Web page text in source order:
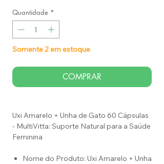
Quantidade *
Somente 2 em estoque
COMPRAR
Uxi Amarelo + Unha de Gato 60 Cápsulas
- MultiVitta: Suporte Natural para a Saúde
Feminina
Nome do Produto: Uxi Amarelo + Unha